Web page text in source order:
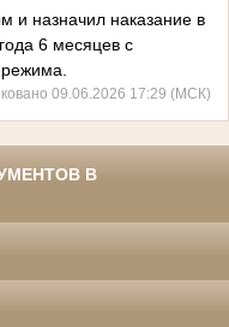
и назначил наказание в
6 месяцев с
09.06.2026 17:29 (МСК)
В